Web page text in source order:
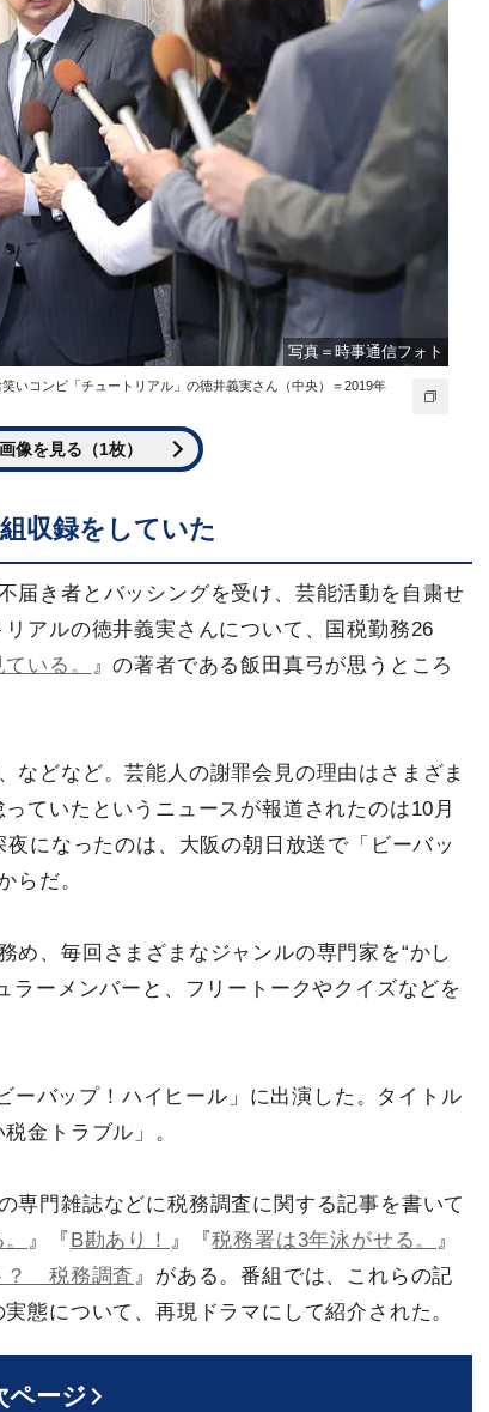
写真＝時事通信フォト
いコンビ「チュートリアル」の徳井義実さん（中央）＝2019年
像を見る（1枚）
収録をしていた
届き者とバッシングを受け、芸能活動を自粛せ
アルの徳井義実さんについて、国税勤務26
いる。
』の著者である飯田真弓が思うところ
などなど。芸能人の謝罪会見の理由はさまざま
ていたというニュースが報道されたのは10月
になったのは、大阪の朝日放送で「ビーバッ
らだ。
め、毎回さまざまなジャンルの専門家を“かし
ラーメンバーと、フリートークやクイズなどを
ーバップ！ハイヒール」に出演した。タイトル
金トラブル」。
専門雑誌などに税務調査に関する記事を書いて
』『 B勘あり！ 』『税務署は3年泳がせる。 』
？ 税務調査 』がある。番組では、これらの記
態について、再現ドラマにして紹介された。
ページ